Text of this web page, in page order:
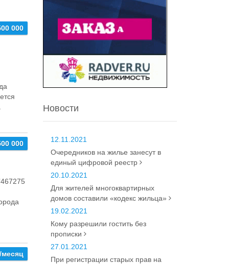
000
000
месяц
Новости
12.11.2021
Очередников на жилье занесут в
единый цифровой реестр
20.10.2021
Для жителей многоквартирных
домов составили «кодекс жильца»
19.02.2021
Кому разрешили гостить без
прописки
27.01.2021
При регистрации старых прав на